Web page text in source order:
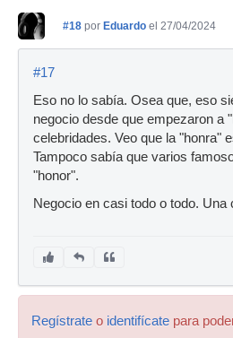
#18 por Eduardo el 27/04/2024
#17
Eso no lo sabía. Osea que, eso
negocio desde que empezaron a
celebridades. Veo que la "honra"
Tampoco sabía que varios
"honor".
Negocio en casi todo o todo. Una
Regístrate o identifícate para